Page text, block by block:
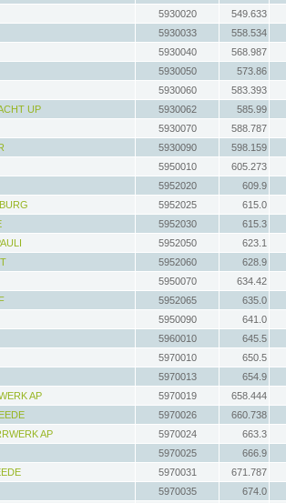
5930020
549.633
5930033
558.534
5930040
568.987
5930050
573.86
5930060
583.393
UP
5930062
585.99
5930070
588.787
5930090
598.159
5950010
605.273
5952020
609.9
5952025
615.0
5952030
615.3
5952050
623.1
5952060
628.9
5950070
634.42
5952065
635.0
5950090
641.0
5960010
645.5
5970010
650.5
5970013
654.9
AP
5970019
658.444
5970026
660.738
AP
5970024
663.3
5970025
666.9
5970031
671.787
5970035
674.0